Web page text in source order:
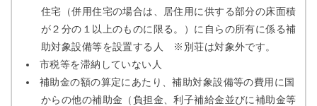
住宅（併用住宅の場合は、居住用に供する部分の床面積
が２分の１以上のものに限る。）に自らの所有に係る補
助対象設備等を設置する人 ※別荘は対象外です。
市税等を滞納していない人
補助金の額の算定にあたり、補助対象設備等の費用に国
からの他の補助金（負担金、利子補給金並びに補助金等